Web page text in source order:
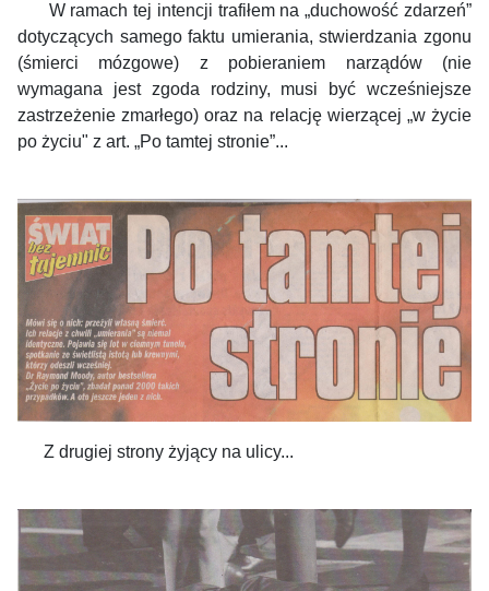
W ramach tej intencji trafiłem na „duchowość zdarzeń”
dotyczących samego faktu umierania, stwierdzania zgonu
(śmierci mózgowe) z pobieraniem narządów (nie
wymagana jest zgoda rodziny, musi być wcześniejsze
zastrzeżenie zmarłego) oraz na relację wierzącej „w życie
po życiu" z art. „Po tamtej stronie”...
Z drugiej strony żyjący na ulicy...